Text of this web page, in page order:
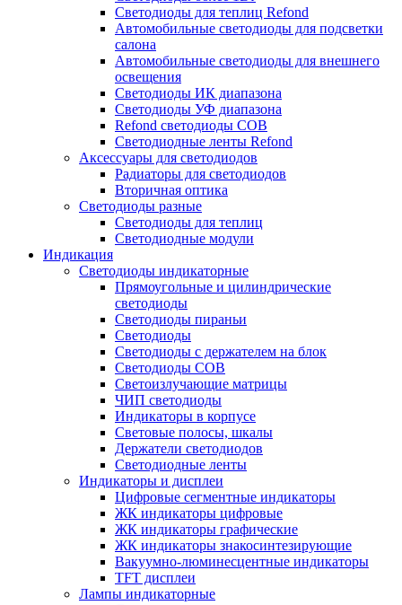
Светодиоды для теплиц Refond
Автомобильные светодиоды для подсветки
салона
Автомобильные светодиоды для внешнего
освещения
Светодиоды ИК диапазона
Светодиоды УФ диапазона
Refond светодиоды COB
Светодиодные ленты Refond
Аксессуары для светодиодов
Радиаторы для светодиодов
Вторичная оптика
Светодиоды разные
Светодиоды для теплиц
Светодиодные модули
Индикация
Светодиоды индикаторные
Прямоугольные и цилиндрические
светодиоды
Светодиоды пираньи
Светодиоды
Светодиоды с держателем на блок
Светодиоды COB
Светоизлучающие матрицы
ЧИП светодиоды
Индикаторы в корпусе
Световые полосы, шкалы
Держатели светодиодов
Светодиодные ленты
Индикаторы и дисплеи
Цифровые сегментные индикаторы
ЖК индикаторы цифровые
ЖК индикаторы графические
ЖК индикаторы знакосинтезирующие
Вакуумно-люминесцентные индикаторы
TFT дисплеи
Лампы индикаторные